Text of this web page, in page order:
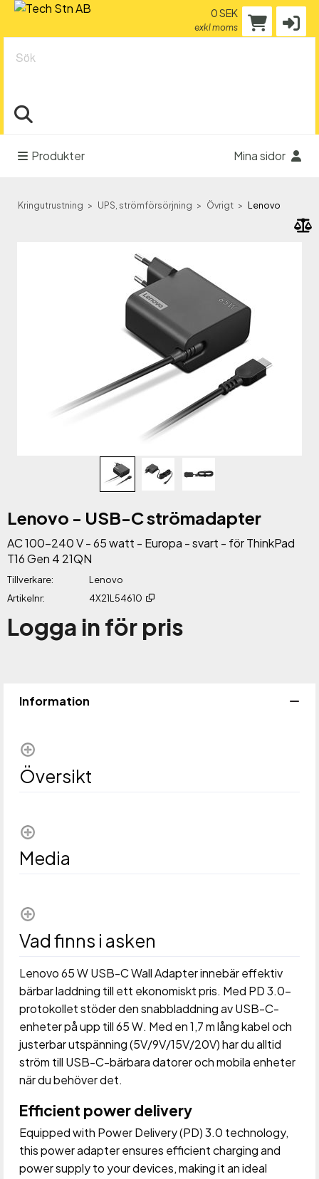
0 SEK
exkl moms
Sök
Produkter Mina sidor
Kringutrustning UPS, strömförsörjning Övrigt Lenovo
Lenovo - USB-C strömadapter
AC 100-240 V - 65 watt - Europa - svart - för ThinkPad
T16 Gen 4 21QN
Tillverkare
Lenovo
Artikelnr
4X21L54610
Logga in för pris
Information
Översikt
Media
Vad finns i asken
Lenovo 65 W USB-C Wall Adapter innebär effektiv
bärbar laddning till ett ekonomiskt pris. Med PD 3.0-
protokollet stöder den snabbladdning av USB-C-
enheter på upp till 65 W. Med en 1,7 m lång kabel och
justerbar utspänning (5V/9V/15V/20V) har du alltid
ström till USB-C-bärbara datorer och mobila enheter
när du behöver det.
Efficient power delivery
Equipped with Power Delivery (PD) 3.0 technology,
this power adapter ensures efficient charging and
power supply to your devices, making it an ideal